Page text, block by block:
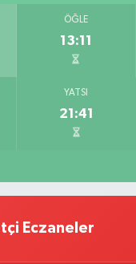
ÖĞLE
13:11
YATSI
21:41
Eczaneler